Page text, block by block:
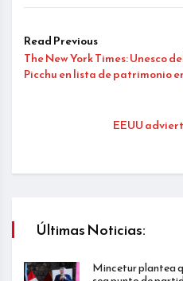
Read Previous
The New York Times: Unesco
Picchu en lista de patrimonio
EEUU
Últimas Noticias:
Mincetur plantea